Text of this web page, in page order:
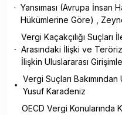
Yansıması (Avrupa İnsan
Hükümlerine Göre) ,
Vergi Kaçakçılığı Suçları
Arasındaki İlişki ve
İlişkin Uluslararası
Vergi Suçları
Yusuf Karadeniz
OECD Vergi Konularında